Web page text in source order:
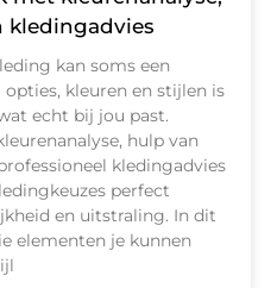
kledingadvies
kan soms een
kleuren en stijlen is
echt bij jou past.
hulp van
kledingadvies
perfect
en uitstraling. In dit
elementen je kunnen